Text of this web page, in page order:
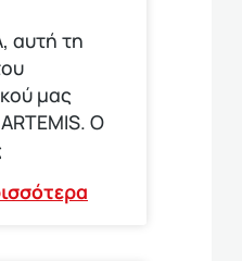
αυτή τη
μας
Ο